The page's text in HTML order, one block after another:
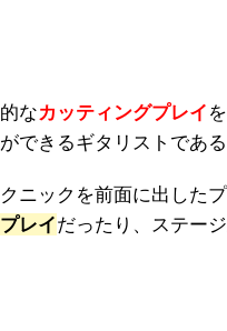
なカッティングプレイ
できるギタリストである
ニックを前面に出した
レイだったり、ステー